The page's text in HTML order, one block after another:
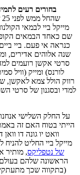
בחורים רעים
מייקל ביי לבמאי
שם כאחד הבמאים
שנה אלוהים אדירים,
סרטי אקשן רועמים
לורנס) ומייק (וויל
רווק הולל צמא לאקשן,
על החלק השלישי
הייתי בטוח האם זה באמת
וואט יו גונה דו
מייקל ביי החליט להניח
של נטפליקס, מותיר
הראשונה שלהם בעולם
(בתקווה שכך